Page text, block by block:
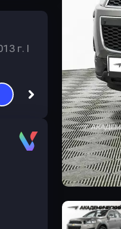
г. I